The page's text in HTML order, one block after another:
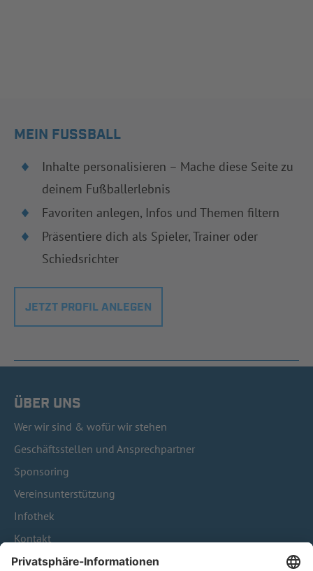
MEIN FUSSBALL
Inhalte personalisieren – Mache diese Seite zu
deinem Fußballerlebnis
Favoriten anlegen, Infos und Themen filtern
Präsentiere dich als Spieler, Trainer oder
Schiedsrichter
JETZT PROFIL ANLEGEN
ÜBER UNS
Wer wir sind & wofür wir stehen
Geschäftsstellen und Ansprechpartner
Sponsoring
Vereinsunterstützung
Infothek
Kontakt